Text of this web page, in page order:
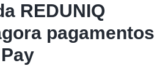
REDUNIQ
pagamentos